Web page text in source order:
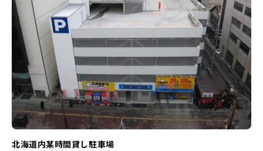
北海道内某時間貸し駐車場